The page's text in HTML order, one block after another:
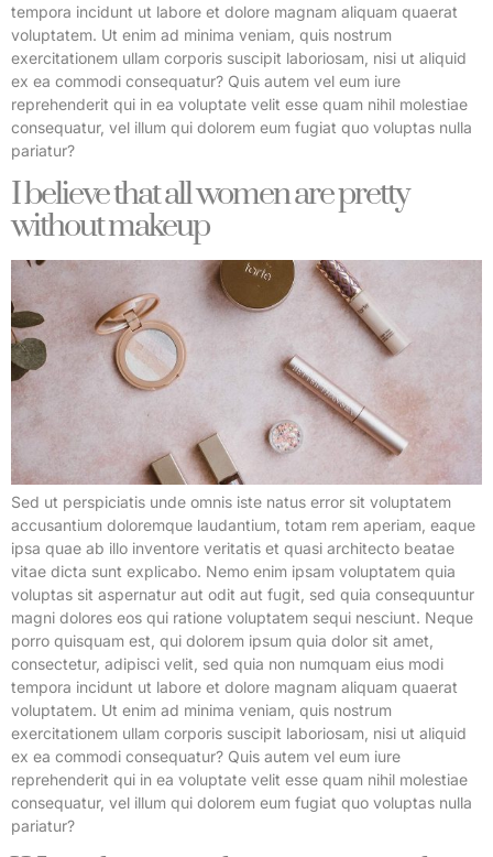
tempora incidunt ut labore et dolore magnam aliquam quaerat
voluptatem. Ut enim ad minima veniam, quis nostrum
exercitationem ullam corporis suscipit laboriosam, nisi ut aliquid
ex ea commodi consequatur? Quis autem vel eum iure
reprehenderit qui in ea voluptate velit esse quam nihil molestiae
consequatur, vel illum qui dolorem eum fugiat quo voluptas nulla
pariatur?
I believe that all women are pretty
without makeup
Sed ut perspiciatis unde omnis iste natus error sit voluptatem
accusantium doloremque laudantium, totam rem aperiam, eaque
ipsa quae ab illo inventore veritatis et quasi architecto beatae
vitae dicta sunt explicabo. Nemo enim ipsam voluptatem quia
voluptas sit aspernatur aut odit aut fugit, sed quia consequuntur
magni dolores eos qui ratione voluptatem sequi nesciunt. Neque
porro quisquam est, qui dolorem ipsum quia dolor sit amet,
consectetur, adipisci velit, sed quia non numquam eius modi
tempora incidunt ut labore et dolore magnam aliquam quaerat
voluptatem. Ut enim ad minima veniam, quis nostrum
exercitationem ullam corporis suscipit laboriosam, nisi ut aliquid
ex ea commodi consequatur? Quis autem vel eum iure
reprehenderit qui in ea voluptate velit esse quam nihil molestiae
consequatur, vel illum qui dolorem eum fugiat quo voluptas nulla
pariatur?